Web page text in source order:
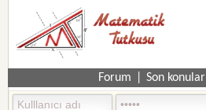
Forum Son konular